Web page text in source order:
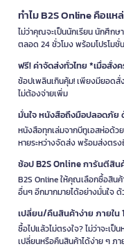
ทำไม B2S Online คือแ
ไม่ว่าคุณจะเป็นนักเรียน นักศึก
ตลอด 24 ชั่วโมง พร้อมโปรโมชั่
ฟรี! ค่าจัดส่งทั่วไทย *เมื่อสั่
ช้อปเพลินเกินคุ้ม! เพียงมียอด
ไม่ต้องจ่ายเพิ่ม
มั่นใจ หนังสือถึงมือปลอดภัย
หนังสือทุกเล่มจากบีทูเอสห่อด้ว
หายระหว่างจัดส่ง พร้อมส่งต
ช้อป B2S Online การันตีสิน
B2S Online ให้คุณเลือกซื้อสินค้
อื่นๆ อีกมากมายได้อย่างมั่นใจ
เปลี่ยน/คืนสินค้าง่าย ภายใน
ซื้อไปแล้วไม่ตรงใจ? ไม่ว่าจะ
เปลี่ยนหรือคืนสินค้าได้ง่าย ๆ ภ